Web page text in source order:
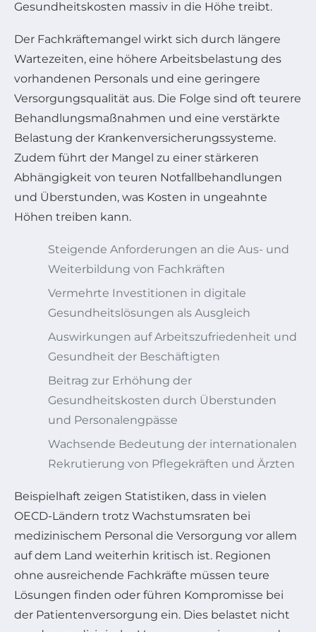
Gesundheitskosten massiv in die Höhe treibt.
Der Fachkräftemangel wirkt sich durch längere
Wartezeiten, eine höhere Arbeitsbelastung des
vorhandenen Personals und eine geringere
Versorgungsqualität aus. Die Folge sind oft teurere
Behandlungsmaßnahmen und eine verstärkte
Belastung der Krankenversicherungssysteme.
Zudem führt der Mangel zu einer stärkeren
Abhängigkeit von teuren Notfallbehandlungen
und Überstunden, was Kosten in ungeahnte
Höhen treiben kann.
Steigende Anforderungen an die Aus- und
Weiterbildung von Fachkräften
Vermehrte Investitionen in digitale
Gesundheitslösungen als Ausgleich
Auswirkungen auf Arbeitszufriedenheit und
Gesundheit der Beschäftigten
Beitrag zur Erhöhung der
Gesundheitskosten durch Überstunden
und Personalengpässe
Wachsende Bedeutung der internationalen
Rekrutierung von Pflegekräften und Ärzten
Beispielhaft zeigen Statistiken, dass in vielen
OECD-Ländern trotz Wachstumsraten bei
medizinischem Personal die Versorgung vor allem
auf dem Land weiterhin kritisch ist. Regionen
ohne ausreichende Fachkräfte müssen teure
Lösungen finden oder führen Kompromisse bei
der Patientenversorgung ein. Dies belastet nicht